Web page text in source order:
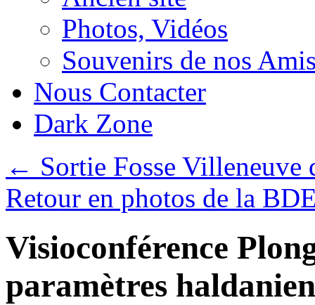
Photos, Vidéos
Souvenirs de nos
Nous Contacter
Dark Zone
← Sortie Fosse Villeneuve
Retour en photos de la
Visioconférence
paramètres